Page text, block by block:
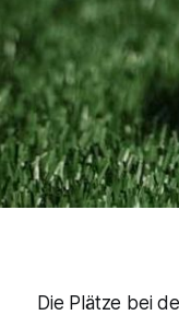
Die Plätze bei